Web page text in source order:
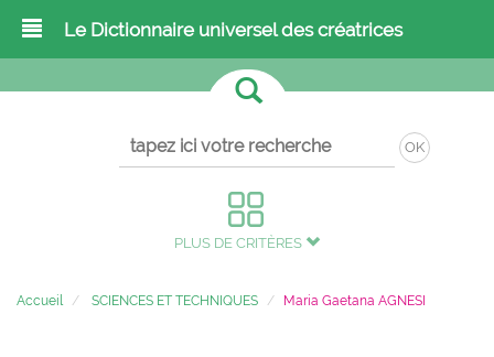
Le Dictionnaire universel des créatrices
OK
PLUS DE CRITÈRES
Accueil SCIENCES ET TECHNIQUES Maria Gaetana AGNESI